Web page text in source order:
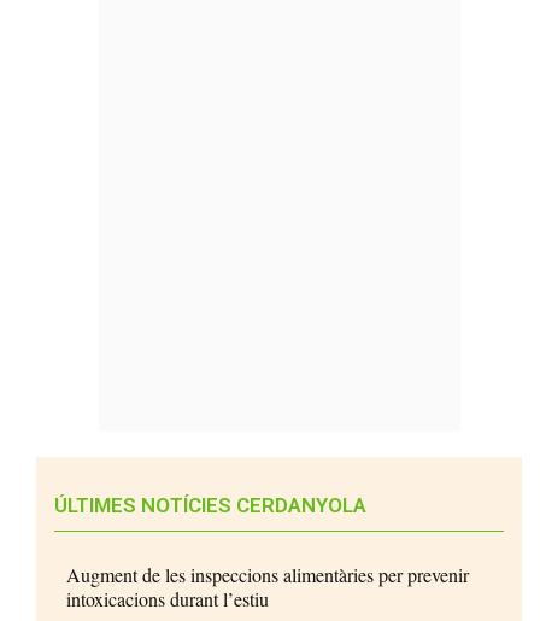
ÚLTIMES NOTÍCIES CERDANYOLA
Augment de les inspeccions alimentàries per prevenir
intoxicacions durant l’estiu